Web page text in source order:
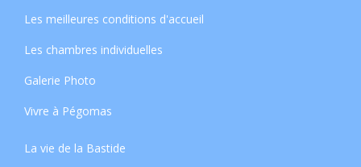
Les meilleures conditions d'accueil
Les chambres individuelles
Galerie Photo
Vivre à Pégomas
La vie de la Bastide